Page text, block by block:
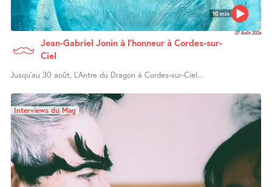
10 min
07 Août 2026
Jean-Gabriel Jonin à l’honneur à Cordes-sur-
Ciel
Jusqu’au 30 août, L’Antre du Dragon à Cordes-sur-Ciel...
Interviews du Mag